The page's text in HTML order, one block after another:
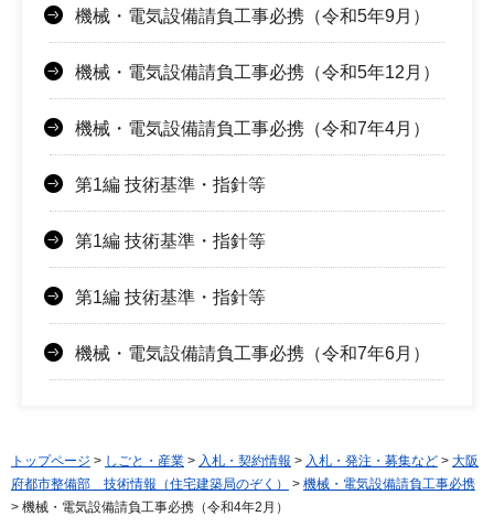
機械・電気設備請負工事必携（令和5年9月）
機械・電気設備請負工事必携（令和5年12月）
機械・電気設備請負工事必携（令和7年4月）
第1編 技術基準・指針等
第1編 技術基準・指針等
第1編 技術基準・指針等
機械・電気設備請負工事必携（令和7年6月）
トップページ > しごと・産業 > 入札・契約情報 > 入札・発注・募集など > 大阪
府都市整備部 技術情報（住宅建築局のぞく）
> 機械・電気設備請負工事必携
> 機械・電気設備請負工事必携（令和4年2月）